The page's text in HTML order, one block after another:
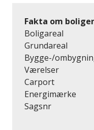
Fakta om
Boligareal
Grundareal
Bygge-/
Værelser
Carport
Energimærke
Sagsnr